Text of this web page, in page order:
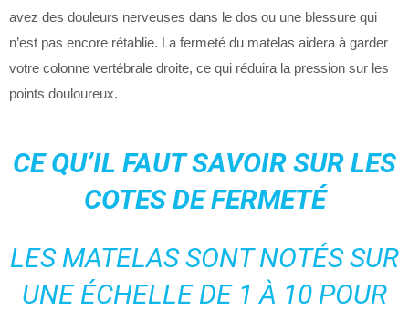
avez des douleurs nerveuses dans le dos ou une blessure qui
n’est pas encore rétablie. La fermeté du matelas aidera à garder
votre colonne vertébrale droite, ce qui réduira la pression sur les
points douloureux.
CE QU’IL FAUT SAVOIR SUR LES
COTES DE FERMETÉ
LES MATELAS SONT NOTÉS SUR
UNE ÉCHELLE DE 1 À 10 POUR